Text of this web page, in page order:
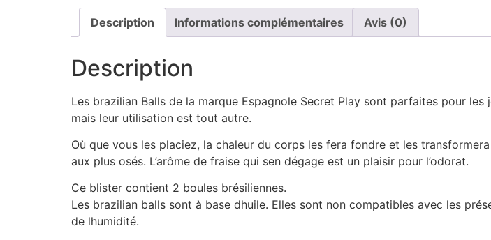
Description Informations complémentaires Avis (0)
Description
Les brazilian Balls de la marque Espagnole Secret Play sont parfaites pour
mais leur utilisation est tout autre.
Où que vous les placiez, la chaleur du corps les fera fondre et les
aux plus osés. L’arôme de fraise qui sen dégage est un plaisir pour l’odorat.
Ce blister contient 2 boules brésiliennes.
Les brazilian balls sont à base dhuile. Elles sont non compatibles avec les
de lhumidité.